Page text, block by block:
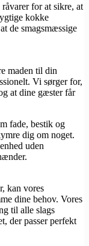
for at sikre, at
kokke
de smagsmæssige
maden til din
Vi sørger for,
at dine gæster får
fade, bestik og
dig om noget.
uden
kan vores
dine behov. Vores
til alle slags
der passer perfekt